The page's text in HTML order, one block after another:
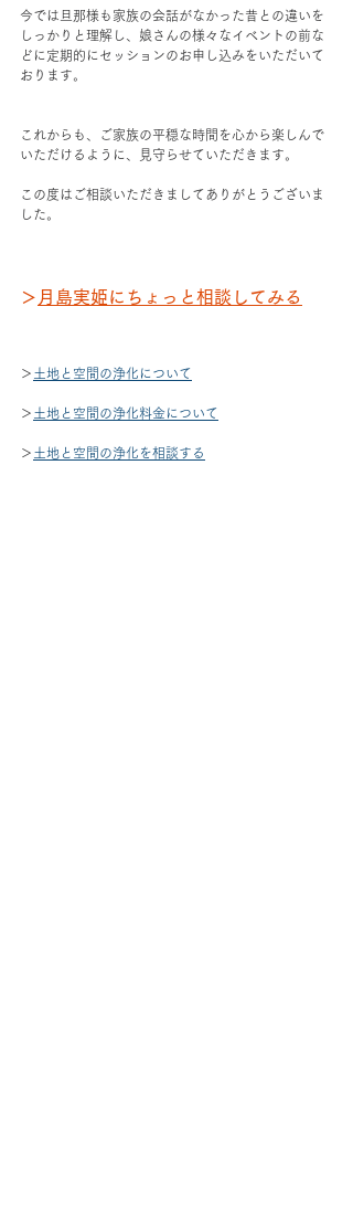
今では旦那様も家族の会話がなかった昔との違いを
しっかりと理解し、娘さんの様々なイベントの前な
どに定期的にセッションのお申し込みをいただいて
おります。
これからも、ご家族の平穏な時間を心から楽しんで
いただけるように、見守らせていただきます。
この度はご相談いただきましてありがとうございま
した。
＞ 月島実姫にちょっと相談してみる
＞ 土地と空間の浄化について
＞ 土地と空間の浄化料金について
＞ 土地と空間の浄化を相談する